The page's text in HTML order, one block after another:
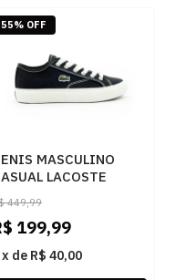
MASCULINO
LACOSTE
47CMA0005BR PRETO.
449,99
199,99
x de R$ 40,00
55% OFF